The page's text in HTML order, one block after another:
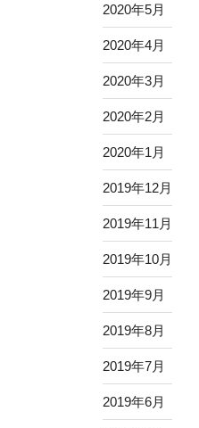
2020年5月
2020年4月
2020年3月
2020年2月
2020年1月
2019年12月
2019年11月
2019年10月
2019年9月
2019年8月
2019年7月
2019年6月